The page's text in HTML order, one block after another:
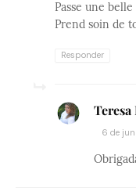
Passe une
Prend soin de
Responder
Teresa
6 de